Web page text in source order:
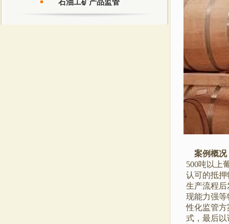
石油工矿产品监管
案例概况
500吨以上
认可的抵
生产流程
现能力强
性化监管
式，最后